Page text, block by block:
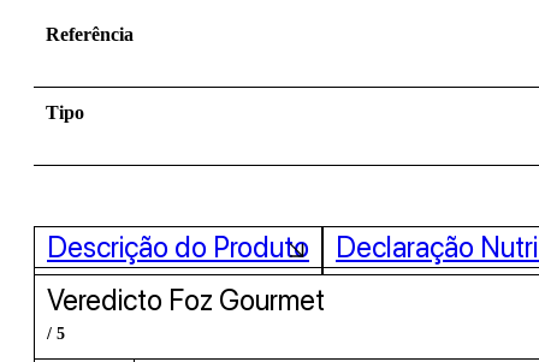
Referência
Tipo
Descrição do Produto
Declaração
Veredicto Foz Gourmet
/ 5